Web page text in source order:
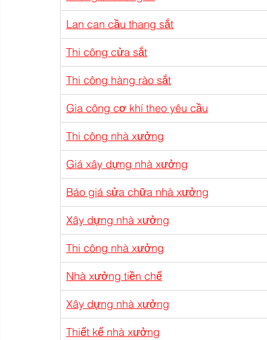
Lan can cầu thang sắt
Thi công cửa sắt
Thi công hàng rào sắt
Gia công cơ khí theo yêu cầu
Thi công nhà xưởng
Giá xây dựng nhà xưởng
Báo giá sửa chữa nhà xưởng
Xây dựng nhà xưởng
Thi công nhà xưởng
Nhà xưởng tiền chế
Xây dựng nhà xưởng
Thiết kế nhà xưởng